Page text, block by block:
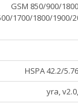
GSM 850/900/
1700/1800/1900/
HSPA 42.2/
yra,